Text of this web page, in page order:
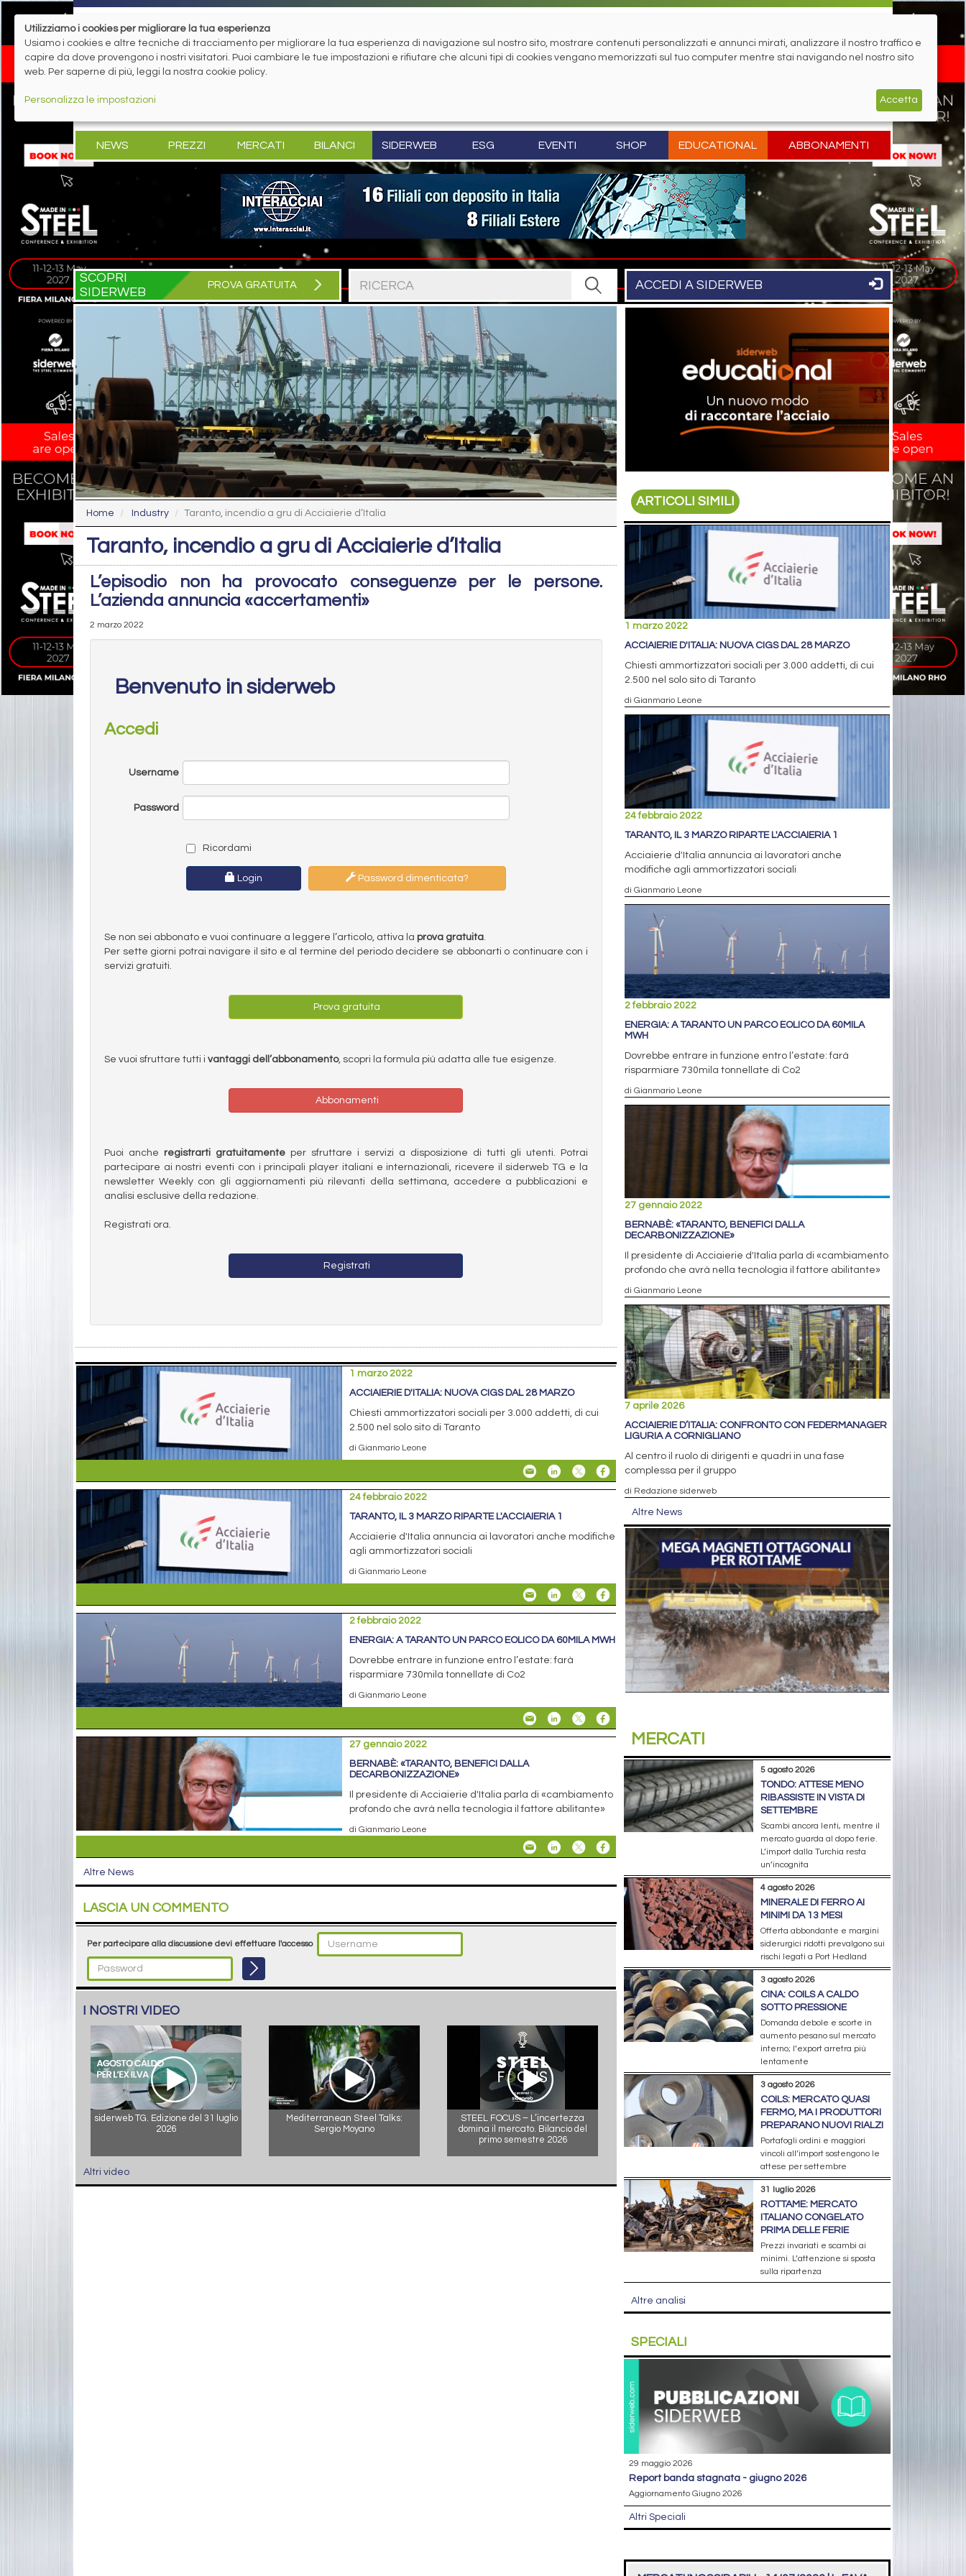
NEWS PREZZI MERCATI BILANCI SIDERWEB ESG EVENTI SHOP EDUCATIONAL ABBONAMENTI
SCOPRI
SIDERWEB
PROVA GRATUITA ACCEDI A SIDERWEB
Home Industry Taranto, incendio a gru di Acciaierie d’Italia
Taranto, incendio a gru di Acciaierie d’Italia
L’episodio non ha provocato conseguenze per le persone.
L’azienda annuncia «accertamenti»
2 marzo 2022
Benvenuto in siderweb
Accedi
Username
Password
Ricordami
Login Password dimenticata?
Se non sei abbonato e vuoi continuare a leggere l’articolo, attiva la prova gratuita.
Per sette giorni potrai navigare il sito e al termine del periodo decidere se abbonarti o continuare con i
servizi gratuiti.
Prova gratuita
Se vuoi sfruttare tutti i vantaggi dell’abbonamento, scopri la formula più adatta alle tue esigenze.
Abbonamenti
Puoi anche registrarti gratuitamenteper sfruttare i servizi a disposizione di tutti gli utenti. Potrai
partecipare ai nostri eventi con i principali player italiani e internazionali, ricevere il siderweb TG e la
newsletter Weekly con gli aggiornamenti più rilevanti della settimana, accedere a pubblicazioni e
analisi esclusive della redazione.
Registrati ora.
Registrati
1 marzo 2022
ACCIAIERIE D'ITALIA: NUOVA CIGS DAL 28 MARZO
Chiesti ammortizzatori sociali per 3.000 addetti, di cui
2.500 nel solo sito di Taranto
di Gianmario Leone
24 febbraio 2022
TARANTO, IL 3 MARZO RIPARTE L'ACCIAIERIA 1
Acciaierie d'Italia annuncia ai lavoratori anche modifiche
agli ammortizzatori sociali
di Gianmario Leone
2 febbraio 2022
ENERGIA: A TARANTO UN PARCO EOLICO DA 60MILA MWH
Dovrebbe entrare in funzione entro l’estate: farà
risparmiare 730mila tonnellate di Co2
di Gianmario Leone
27 gennaio 2022
BERNABÈ: «TARANTO, BENEFICI DALLA
DECARBONIZZAZIONE»
Il presidente di Acciaierie d'Italia parla di «cambiamento
profondo che avrà nella tecnologia il fattore abilitante»
di Gianmario Leone
Altre News
LASCIA UN COMMENTO
Per partecipare alla discussione devi effettuare l'accesso
I NOSTRI VIDEO
siderweb TG. Edizione del 31 luglio
2026
Mediterranean Steel Talks:
Sergio Moyano
STEEL FOCUS – L’incertezza
domina il mercato. Bilancio del
primo semestre 2026
Altri video
ARTICOLI SIMILI
1 marzo 2022
ACCIAIERIE D'ITALIA: NUOVA CIGS DAL 28 MARZO
Chiesti ammortizzatori sociali per 3.000 addetti, di cui
2.500 nel solo sito di Taranto
di Gianmario Leone
24 febbraio 2022
TARANTO, IL 3 MARZO RIPARTE L'ACCIAIERIA 1
Acciaierie d'Italia annuncia ai lavoratori anche
modifiche agli ammortizzatori sociali
di Gianmario Leone
2 febbraio 2022
ENERGIA: A TARANTO UN PARCO EOLICO DA 60MILA
MWH
Dovrebbe entrare in funzione entro l’estate: farà
risparmiare 730mila tonnellate di Co2
di Gianmario Leone
27 gennaio 2022
BERNABÈ: «TARANTO, BENEFICI DALLA
DECARBONIZZAZIONE»
Il presidente di Acciaierie d'Italia parla di «cambiamento
profondo che avrà nella tecnologia il fattore abilitante»
di Gianmario Leone
7 aprile 2026
ACCIAIERIE D’ITALIA: CONFRONTO CON FEDERMANAGER
LIGURIA A CORNIGLIANO
Al centro il ruolo di dirigenti e quadri in una fase
complessa per il gruppo
di Redazione siderweb
Altre News
MERCATI
5 agosto 2026
TONDO: ATTESE MENO
RIBASSISTE IN VISTA DI
SETTEMBRE
Scambi ancora lenti, mentre il
mercato guarda al dopo ferie.
L’import dalla Turchia resta
un’incognita
4 agosto 2026
MINERALE DI FERRO AI
MINIMI DA 13 MESI
Offerta abbondante e margini
siderurgici ridotti prevalgono sui
rischi legati a Port Hedland
3 agosto 2026
CINA: COILS A CALDO
SOTTO PRESSIONE
Domanda debole e scorte in
aumento pesano sul mercato
interno; l’export arretra più
lentamente
3 agosto 2026
COILS: MERCATO QUASI
FERMO, MA I PRODUTTORI
PREPARANO NUOVI RIALZI
Portafogli ordini e maggiori
vincoli all’import sostengono le
attese per settembre
31 luglio 2026
ROTTAME: MERCATO
ITALIANO CONGELATO
PRIMA DELLE FERIE
Prezzi invariati e scambi ai
minimi. L’attenzione si sposta
sulla ripartenza
Altre analisi
SPECIALI
29 maggio 2026
report banda stagnata - giugno 2026
Aggiornamento Giugno 2026
Altri Speciali
Utilizziamo i cookies per migliorare la tua esperienza
Usiamo i cookies e altre tecniche di tracciamento per migliorare la tua esperienza di navigazione sul nostro sito, mostrare contenuti personalizzati e annunci mirati, analizzare il nostro traffico e
capire da dove provengono i nostri visitatori. Puoi cambiare le tue impostazioni e rifiutare che alcuni tipi di cookies vengano memorizzati sul tuo computer mentre stai navigando nel nostro sito
web. Per saperne di più, leggi la nostra cookie policy.
Personalizza le impostazioni Accetta